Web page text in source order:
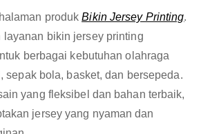
produkBikin Jersey Printing.
layanan bikin jersey printing
berbagai kebutuhan olahraga
sepak bola, basket, dan bersepeda.
yang fleksibel dan bahan terbaik,
jersey yang nyaman dan